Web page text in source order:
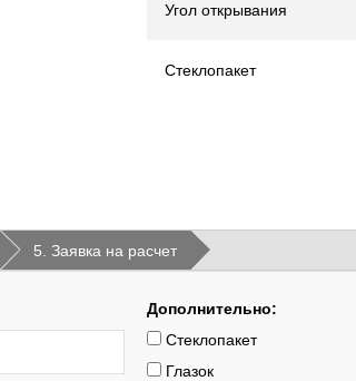
Угол открывания
Стеклопакет
5. Заявка на расчет
Дополнительно:
Стеклопакет
Глазок